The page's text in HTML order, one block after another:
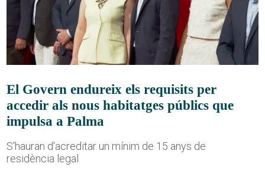
El Govern endureix els requisits per
accedir als nous habitatges públics que
impulsa a Palma
S'hauran d'acreditar un mínim de 15 anys de
residència legal